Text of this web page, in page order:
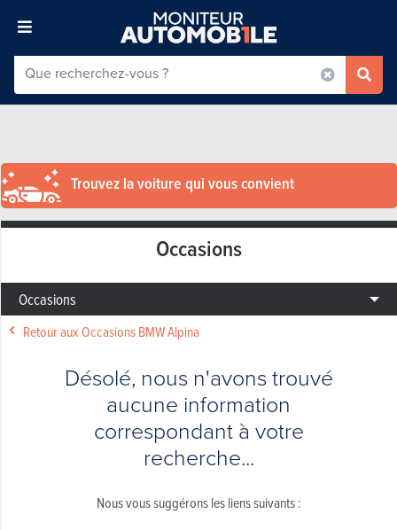
Trouvez la voiture qui vous convient
Occasions
Occasions
Retour aux Occasions BMW Alpina
Désolé, nous n'avons trouvé
aucune information
correspondant à votre
recherche...
Nous vous suggérons les liens suivants :